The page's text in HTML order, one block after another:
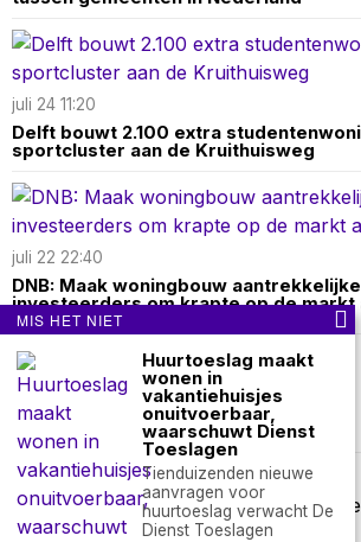
juli 24 11:20
Delft bouwt 2.100 extra
sportcluster aan de Kruithuisweg
juli 22 22:40
DNB: Maak woningbouw
investeerders om krapte op de markt
Over ons
nieuwsimpuls.online
©2026- Alle rechten
nieuwsimpuls.online
MIS HET NIET
Huurtoeslag maakt
wonen in
vakantiehuisjes
onuitvoerbaar,
waarschuwt Dienst
Toeslagen
Tienduizenden nieuwe
aanvragen voor
huurtoeslag verwacht De
Dienst Toeslagen